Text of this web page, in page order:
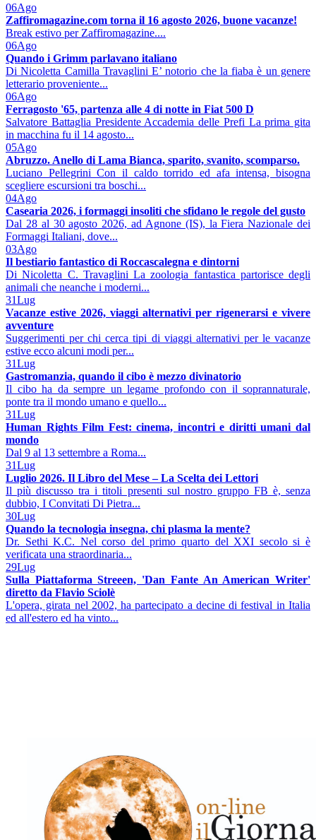
06Ago
Zaffiromagazine.com torna il 16 agosto 2026, buone vacanze!
Break estivo per Zaffiromagazine....
06Ago
Quando i Grimm parlavano italiano
Di Nicoletta Camilla Travaglini E’ notorio che la fiaba è un genere
letterario proveniente...
06Ago
Ferragosto '65, partenza alle 4 di notte in Fiat 500 D
Salvatore Battaglia Presidente Accademia delle Prefi La prima gita
in macchina fu il 14 agosto...
05Ago
Abruzzo. Anello di Lama Bianca, sparito, svanito, scomparso.
Luciano Pellegrini Con il caldo torrido ed afa intensa, bisogna
scegliere escursioni tra boschi...
04Ago
Casearia 2026, i formaggi insoliti che sfidano le regole del gusto
Dal 28 al 30 agosto 2026, ad Agnone (IS), la Fiera Nazionale dei
Formaggi Italiani, dove...
03Ago
Il bestiario fantastico di Roccascalegna e dintorni
Di Nicoletta C. Travaglini La zoologia fantastica partorisce degli
animali che neanche i moderni...
31Lug
Vacanze estive 2026, viaggi alternativi per rigenerarsi e vivere
avventure
Suggerimenti per chi cerca tipi di viaggi alternativi per le vacanze
estive ecco alcuni modi per...
31Lug
Gastromanzia, quando il cibo è mezzo divinatorio
Il cibo ha da sempre un legame profondo con il soprannaturale,
ponte tra il mondo umano e quello...
31Lug
Human Rights Film Fest: cinema, incontri e diritti umani dal
mondo
Dal 9 al 13 settembre a Roma...
31Lug
Luglio 2026. Il Libro del Mese – La Scelta dei Lettori
Il più discusso tra i titoli presenti sul nostro gruppo FB è, senza
dubbio, I Convitati Di Pietra...
30Lug
Quando la tecnologia insegna, chi plasma la mente?
Dr. Sethi K.C. Nel corso del primo quarto del XXI secolo si è
verificata una straordinaria...
29Lug
Sulla Piattaforma Streeen, 'Dan Fante An American Writer'
diretto da Flavio Sciolè
L'opera, girata nel 2002, ha partecipato a decine di festival in Italia
ed all'estero ed ha vinto...